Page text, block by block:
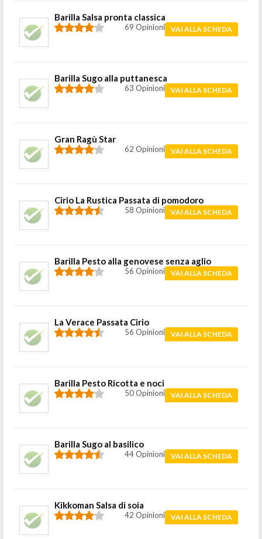
Barilla Salsa pronta classica
69 Opinioni VAI ALLA SCHEDA
Barilla Sugo alla puttanesca
63 Opinioni VAI ALLA SCHEDA
Gran Ragù Star
62 Opinioni VAI ALLA SCHEDA
Cirio La Rustica Passata di pomodoro
58 Opinioni VAI ALLA SCHEDA
Barilla Pesto alla genovese senza aglio
56 Opinioni VAI ALLA SCHEDA
La Verace Passata Cirio
56 Opinioni VAI ALLA SCHEDA
Barilla Pesto Ricotta e noci
50 Opinioni VAI ALLA SCHEDA
Barilla Sugo al basilico
44 Opinioni VAI ALLA SCHEDA
Kikkoman Salsa di soia
42 Opinioni VAI ALLA SCHEDA